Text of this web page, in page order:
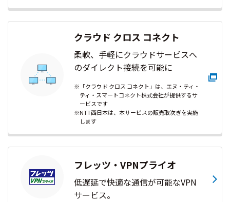
クラウド クロス コネクト
柔軟、手軽にクラウドサービスへ
のダイレクト接続を可能に
※「クラウド クロス コネクト」は、エヌ・ティ・
ティ・スマートコネクト株式会社が提供するサ
ービスです
※NTT西日本は、本サービスの販売取次ぎを実施
します
フレッツ・VPNプライオ
低遅延で快適な通信が可能なVPN
サービス。